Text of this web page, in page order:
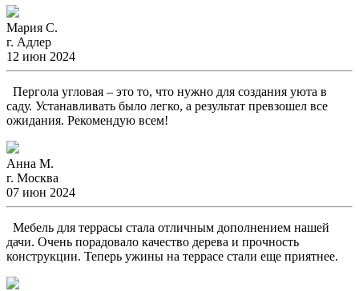
Мария С.
г. Адлер
12 июн 2024
Пергола угловая – это то, что нужно для создания уюта в
саду. Устанавливать было легко, а результат превзошел все
ожидания. Рекомендую всем!
Анна М.
г. Москва
07 июн 2024
Мебель для террасы стала отличным дополнением нашей
дачи. Очень порадовало качество дерева и прочность
конструкции. Теперь ужины на террасе стали еще приятнее.